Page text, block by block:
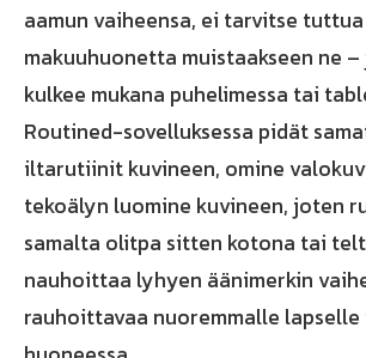
aamun vaiheensa, ei tarvitse tuttua
makuuhuonetta muistaakseen ne
kulkee mukana puhelimessa tai
Routined-sovelluksessa pidät
iltarutiinit kuvineen, omine
tekoälyn luomine kuvineen, joten
samalta olitpa sitten kotona tai
nauhoittaa lyhyen äänimerkin
rauhoittavaa nuoremmalle lapselle